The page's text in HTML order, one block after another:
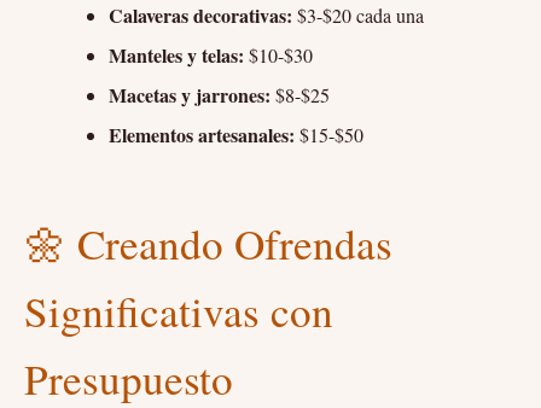
Calaveras decorativas: $3-$20 cada una
Manteles y telas: $10-$30
Macetas y jarrones: $8-$25
Elementos artesanales: $15-$50
🌼 Creando Ofrendas
Significativas con
Presupuesto